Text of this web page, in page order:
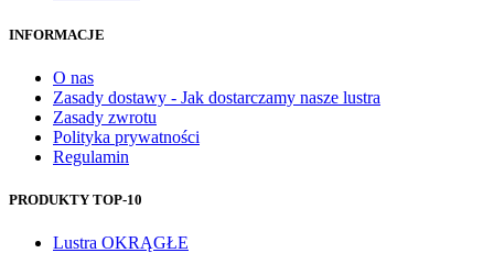
INFORMACJE
O nas
Zasady dostawy - Jak dostarczamy nasze lustra
Zasady zwrotu
Polityka prywatności
Regulamin
PRODUKTY TOP-10
Lustra OKRĄGŁE